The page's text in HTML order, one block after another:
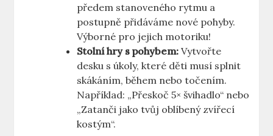
předem stanoveného rytmu ‍a
postupně přidáváme nové pohyby.
⁣Výborné pro jejich ⁤motoriku!
Stolní hry⁢ s pohybem: Vytvořte
⁣desku‌ s úkoly, které děti ⁤musí splnit
skákáním, během nebo točením.
Například: „Přeskoč 5× švihadlo“ nebo
„Zatanči jako tvůj oblíbený zvířecí
kostým“.